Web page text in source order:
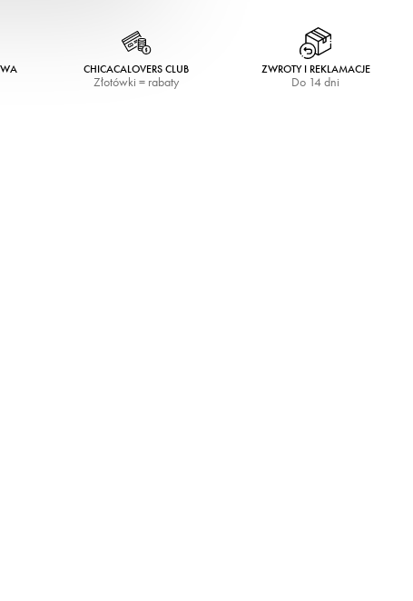
CHICACALOVERS CLUB
Złotówki = rabaty
ZWROTY I REKLAMACJE
Do 14 dni